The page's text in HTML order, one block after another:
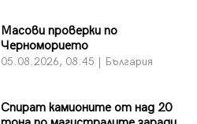
Масови проверки по
Черноморието
05.08.2026, 08:45 | България
Спират камионите от над 20